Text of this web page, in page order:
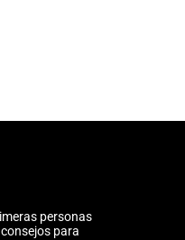
personas
para